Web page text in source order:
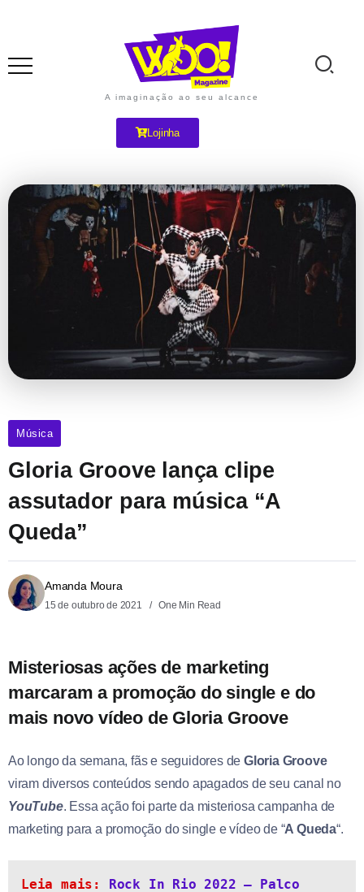
A imaginação ao seu alcance
Lojinha
Música
Gloria Groove lança clipe
assutador para música “A
Queda”
Amanda Moura
15 de outubro de 2021 One Min Read
Misteriosas ações de marketing
marcaram a promoção do single e do
mais novo vídeo de Gloria Groove
Ao longo da semana, fãs e seguidores de Gloria Groove
viram diversos conteúdos sendo apagados de seu canal no
YouTube. Essa ação foi parte da misteriosa campanha de
marketing para a promoção do single e vídeo de “A Queda“.
Leia mais:
Rock In Rio 2022 – Palco